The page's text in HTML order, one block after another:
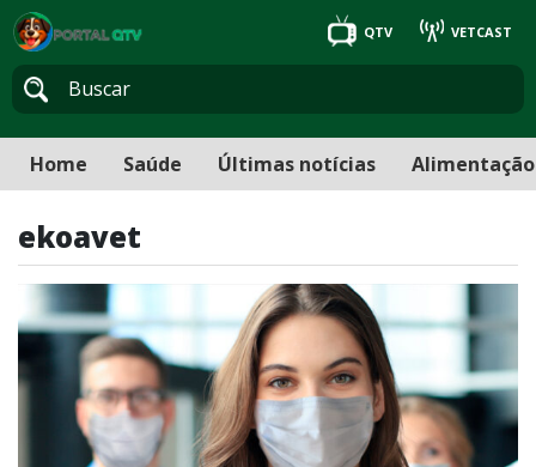
QTV VETCAST
Home Saúde Últimas notícias Alimentação
ekoavet